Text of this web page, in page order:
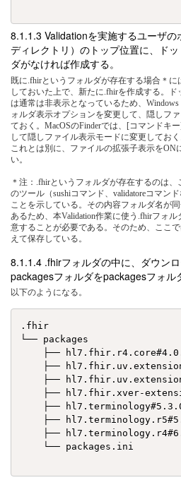
Validationを実施するユーザ
ディレクトリ）のトップ位置に、ド
ダがなければ作成する。
既に.fhirというフォルダが存在する場合＊
しておいた上で、新たに.fhirを作成する。
は通常は非表示となっているため、
ォルダ表示オプションを変更して、隠しフ
ておく。MacOSのFinderでは、[コマンドキ
して隠しファイル表示モードに変更してお
これとは別に、ファイルの拡張子表示をON
い。
＊注：.fhirというフォルダが存在するのは
のツール（sushiコマンド、validatoreコマン
ことを示している。その内容フォルダ名が
あるため、本Validation作業に使う.fhirフォ
意することが必要である。そのため、ここ
えて保存している。
.fhirフォルダの中に、ダウン
packagesフォルダをpackagesフォル
以下のようになる。
.fhir
└── packages
├──
├──
├──
├── hl7.fhir.xver-
├──
├──
├──
    └── packages.ini